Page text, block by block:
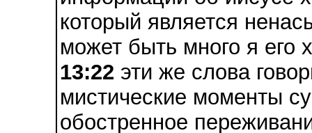
который является
может быть много я его
13:22 эти же слова
мистические моменты
обостренное